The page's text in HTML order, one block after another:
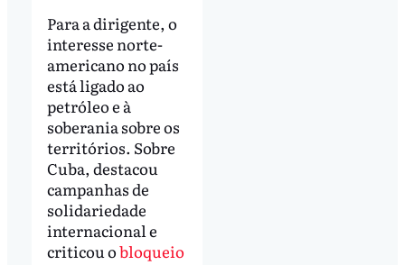
Para a dirigente, o
interesse norte-
americano no país
está ligado ao
petróleo e à
soberania sobre os
territórios. Sobre
Cuba, destacou
campanhas de
solidariedade
internacional e
criticou obloqueio